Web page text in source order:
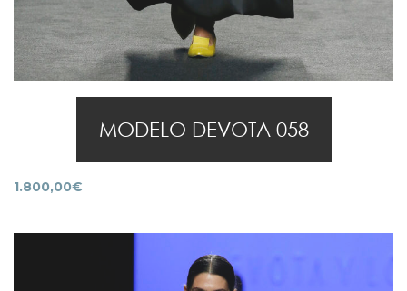
MODELO DEVOTA 058
1.800,00€